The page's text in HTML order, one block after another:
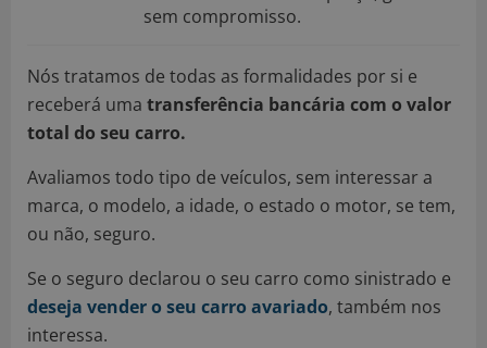
sem compromisso.
Nós tratamos de todas as formalidades por si e
receberá uma transferência bancária com o valor
total do seu carro.
Avaliamos todo tipo de veículos, sem interessar a
marca, o modelo, a idade, o estado o motor, se tem,
ou não, seguro.
Se o seguro declarou o seu carro como sinistrado e
deseja vender o seu carro avariado, também nos
interessa.